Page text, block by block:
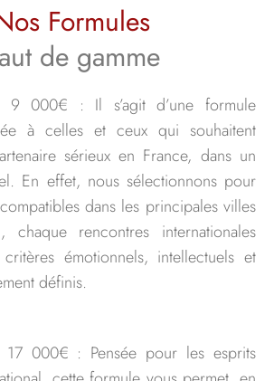
Formules
de gamme
000€ : Il s’agit d’une formule
à celles et ceux qui souhaitent
sérieux en France, dans un
En effet, nous sélectionnons pour
dans les principales villes
chaque rencontres internationales
émotionnels, intellectuels et
définis.
000€ : Pensée pour les esprits